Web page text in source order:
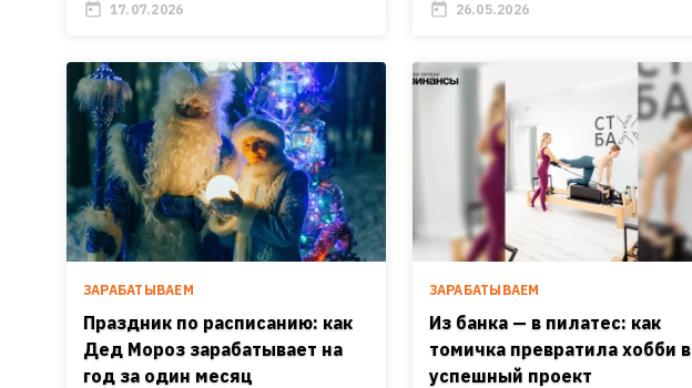
17.07.2026 26.05.2026
ЗАРАБАТЫВАЕМ
Праздник по расписанию: как
Дед Мороз зарабатывает на
год за один месяц
ЗАРАБАТЫВАЕМ
Из банка — в пилатес: как
томичка превратила хобби в
успешный проект